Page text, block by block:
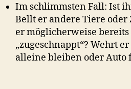
Im schlimmsten Fall: Ist
Bellt er andere Tiere
er möglicherweise bereits
„zugeschnappt“? Wehrt
alleine bleiben oder Auto